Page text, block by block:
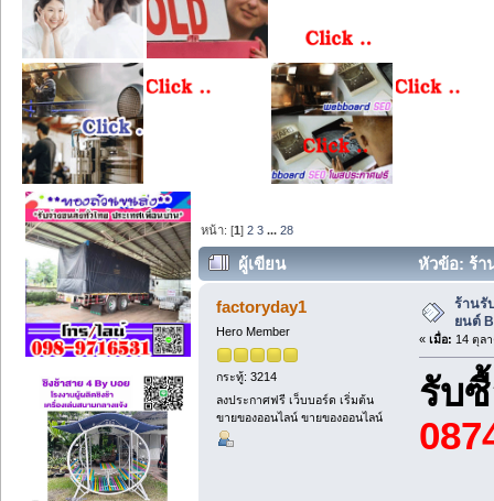
หน้า: [1]2 3 ...28
ผู้เขียน หัวข้อ: ร้า
factoryday1
Hero Member
กระทู้: 3214
ลงประกาศฟรี เว็บบอร์ด เริ่มต้น
ขายของออนไลน์ ขายของออนไลน์
ร้านรั
ยนต์
« เมื่อ: 14 ตุล
รับ